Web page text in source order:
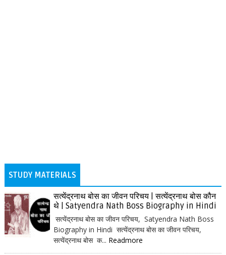
STUDY MATERIALS
सत्येंद्रनाथ बोस का जीवन परिचय | सत्येंद्रनाथ बोस कौन
थे | Satyendra Nath Boss Biography in Hindi
सत्येंद्रनाथ बोस का जीवन परिचय, Satyendra Nath Boss
Biography in Hindi सत्येंद्रनाथ बोस का जीवन परिचय,
सत्येंद्रनाथ बोस क... Readmore